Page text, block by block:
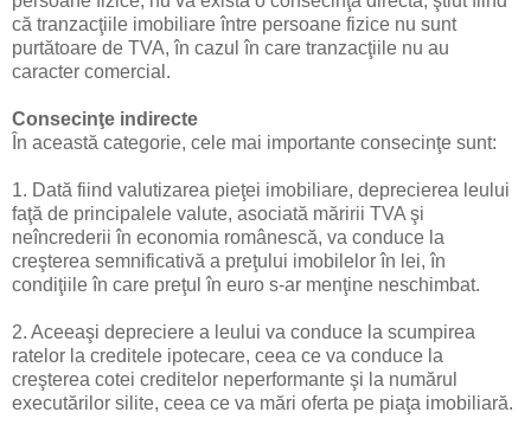
că tranzacţiile imobiliare între persoane fizice nu sunt
purtătoare de TVA, în cazul în care tranzacţiile nu au
caracter comercial.
Consecinţe indirecte
În această categorie, cele mai importante consecinţe sunt:
1. Dată fiind valutizarea pieţei imobiliare, deprecierea leului
faţă de principalele valute, asociată măririi TVA şi
neîncrederii în economia românescă, va conduce la
creşterea semnificativă a preţului imobilelor în lei, în
condiţiile în care preţul în euro s-ar menţine neschimbat.
2. Aceeaşi depreciere a leului va conduce la scumpirea
ratelor la creditele ipotecare, ceea ce va conduce la
creşterea cotei creditelor neperformante şi la numărul
executărilor silite, ceea ce va mări oferta pe piaţa imobiliară.